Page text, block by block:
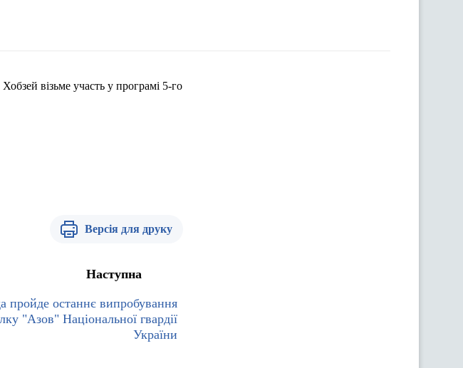
Хобзей візьме участь у програмі 5-го
Версія для друку
Наступна
пройде останнє випробування
"Азов" Національної гвардії
України